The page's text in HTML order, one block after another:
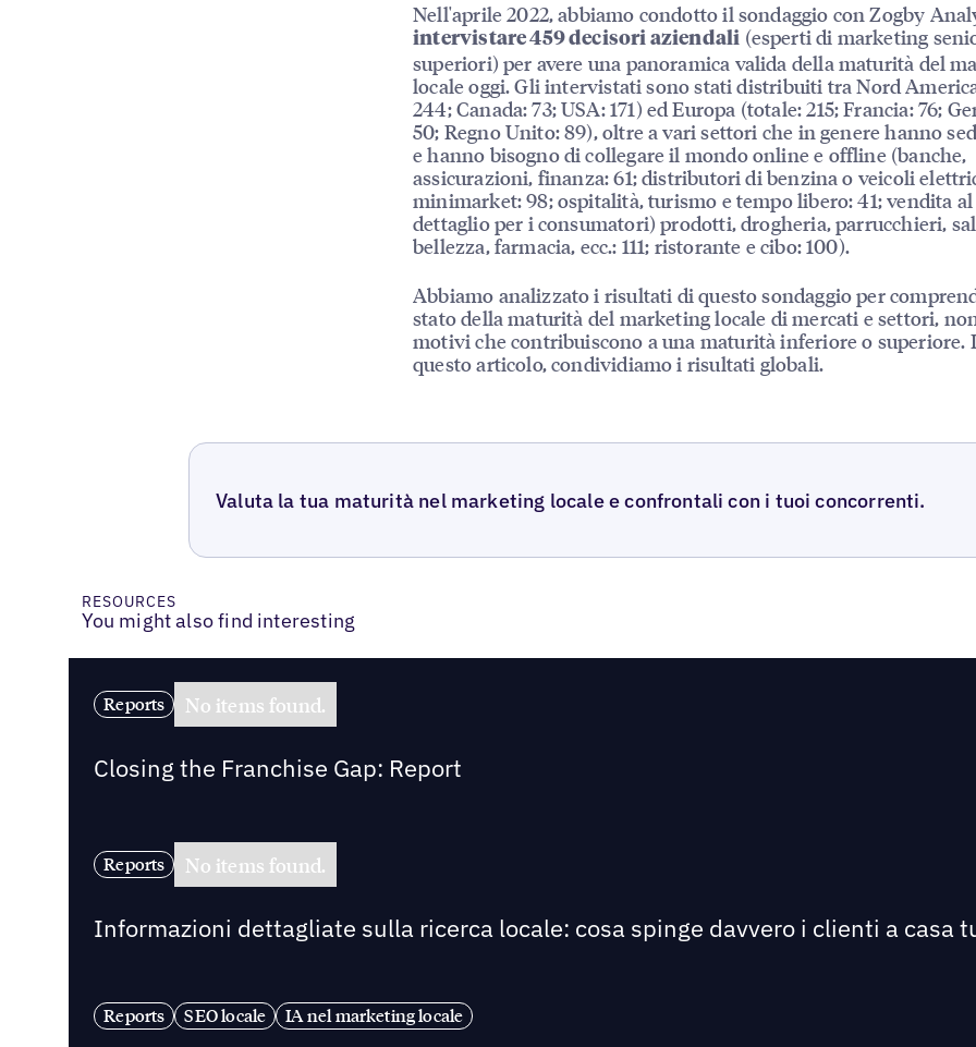
Nell'aprile 2022, abbiamo condotto il sondaggio con Zogby
intervistare 459 decisori aziendali (esperti di marketing
superiori) per avere una panoramica valida della maturità del
locale oggi. Gli intervistati sono stati distribuiti tra Nord
244; Canada: 73; USA: 171) ed Europa (totale: 215; Francia: 76;
50; Regno Unito: 89), oltre a vari settori che in genere hanno
e hanno bisogno di collegare il mondo online e offline (banche,
assicurazioni, finanza: 61; distributori di benzina o veicoli
minimarket: 98; ospitalità, turismo e tempo libero: 41; vendita al
dettaglio per i consumatori) prodotti, drogheria, parrucchieri,
bellezza, farmacia, ecc.: 111; ristorante e cibo: 100).
Abbiamo analizzato i risultati di questo sondaggio per
stato della maturità del marketing locale di mercati e settori,
motivi che contribuiscono a una maturità inferiore o superiore.
questo articolo, condividiamo i risultati globali.
Valuta la tua maturità nel marketing locale e confrontali con i tuoi concorrenti.
RESOURCES
You might also find interesting
Reports No items found.
Closing the Franchise Gap: Report
Reports No items found.
Informazioni dettagliate sulla ricerca locale: cosa spinge davvero i clienti a casa
Reports SEO locale IA nel marketing locale